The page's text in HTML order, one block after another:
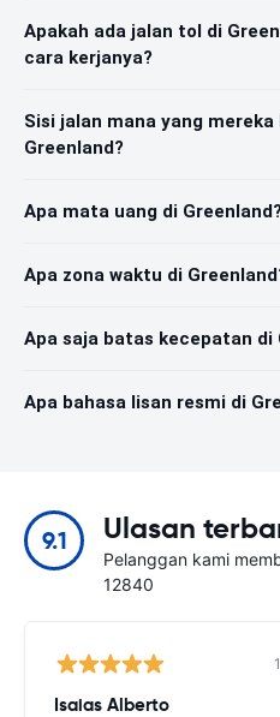
Apakah ada jalan tol di
cara kerjanya?
Sisi jalan mana yang
Greenland?
Apa mata uang di Greenland?
Apa zona waktu di
Apa saja batas kecepatan di
Apa bahasa lisan resmi di
9.1 Ulasan
Pelanggan kami
12840
Isaias Alberto